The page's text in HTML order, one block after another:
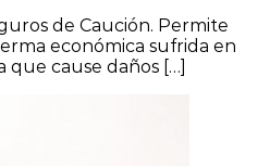
de Caución. Permite
económica sufrida en
que cause daños […]